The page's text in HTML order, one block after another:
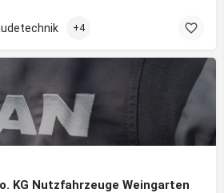
+4
KG Nutzfahrzeuge Weingarten